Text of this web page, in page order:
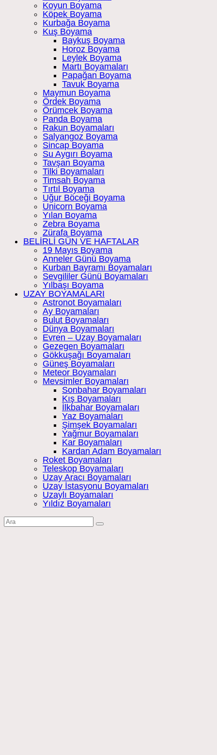
Koyun Boyama
Köpek Boyama
Kurbağa Boyama
Kuş Boyama
Baykuş Boyama
Horoz Boyama
Leylek Boyama
Martı Boyamaları
Papağan Boyama
Tavuk Boyama
Maymun Boyama
Ördek Boyama
Örümcek Boyama
Panda Boyama
Rakun Boyamaları
Salyangoz Boyama
Sincap Boyama
Su Aygırı Boyama
Tavşan Boyama
Tilki Boyamaları
Timsah Boyama
Tırtıl Boyama
Uğur Böceği Boyama
Unicorn Boyama
Yılan Boyama
Zebra Boyama
Zürafa Boyama
BELİRLİ GÜN VE HAFTALAR
19 Mayıs Boyama
Anneler Günü Boyama
Kurban Bayramı Boyamaları
Sevgililer Günü Boyamaları
Yılbaşı Boyama
UZAY BOYAMALARI
Astronot Boyamaları
Ay Boyamaları
Bulut Boyamaları
Dünya Boyamaları
Evren – Uzay Boyamaları
Gezegen Boyamaları
Gökkuşağı Boyamaları
Güneş Boyamaları
Meteor Boyamaları
Mevsimler Boyamaları
Sonbahar Boyamaları
Kış Boyamaları
İlkbahar Boyamaları
Yaz Boyamaları
Şimşek Boyamaları
Yağmur Boyamaları
Kar Boyamaları
Kardan Adam Boyamaları
Roket Boyamaları
Teleskop Boyamaları
Uzay Aracı Boyamaları
Uzay İstasyonu Boyamaları
Uzaylı Boyamaları
Yıldız Boyamaları